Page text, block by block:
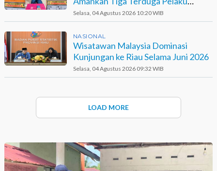
Narkotika
Selasa, 04 Agustus 2026 10:20 WIB
NASIONAL
Wisatawan Malaysia Dominasi
Kunjungan ke Riau Selama Juni 2026
Selasa, 04 Agustus 2026 09:32 WIB
LOAD MORE